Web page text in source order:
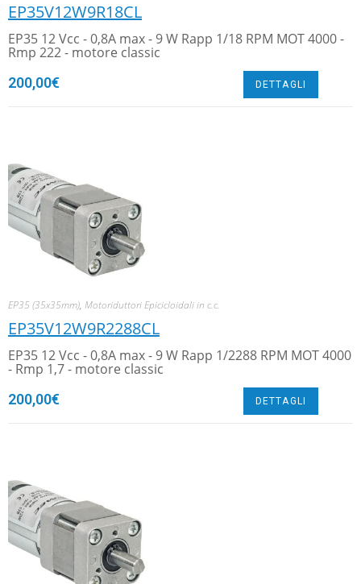
EP35V12W9R18CL
EP35 12 Vcc - 0,8A max - 9 W Rapp 1/18 RPM MOT 4000 -
Rmp 222 - motore classic
200,00€ DETTAGLI
EP35 (35x35mm), Motoriduttori Epicicloidali in c.c.
EP35V12W9R2288CL
EP35 12 Vcc - 0,8A max - 9 W Rapp 1/2288 RPM MOT 4000
- Rmp 1,7 - motore classic
200,00€ DETTAGLI